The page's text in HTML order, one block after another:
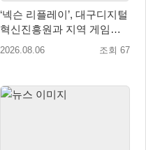
‘넥슨 리플레이’, 대구디지털
혁신진흥원과 지역 게임산
업 육성 위한 업무협약 체결
2026.08.06 조회 67